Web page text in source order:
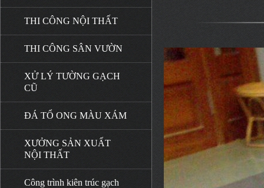
THI CÔNG NỘI THẤT
THI CÔNG SÂN VƯỜN
XỬ LÝ TƯỜNG GẠCH
CŨ
ĐÁ TỔ ONG MÀU XÁM
XƯỞNG SẢN XUẤT
NỘI THẤT
Công trình kiên trúc gạch